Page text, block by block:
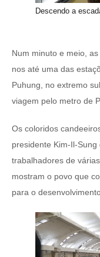
Descendo a
Num minuto e meio,
nos até uma das
Puhung, no extremo
viagem pelo metro de
Os coloridos
presidente Kim-Il-
trabalhadores de
mostram o povo que
para o